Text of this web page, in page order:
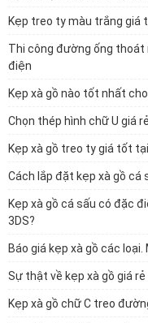
Kẹp treo ty màu trắng giá
Thi công đường ống
điện
Kẹp xà gồ nào tốt nhất
Chọn thép hình chữ U giá
Kẹp xà gồ treo ty giá tốt
Cách lắp đặt kẹp xà gồ cá
Kẹp xà gồ cá sấu có đặc
3DS?
Báo giá kẹp xà gồ các
Sự thật về kẹp xà gồ giá
Kẹp xà gồ chữ C treo